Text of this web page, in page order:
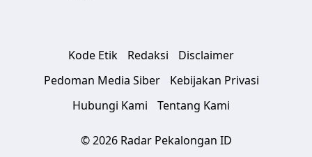
Kode Etik Redaksi
Disclaimer
Pedoman Media Siber
Kebijakan Privasi
Hubungi Kami
Tentang Kami
© 2026 Radar Pekalongan ID